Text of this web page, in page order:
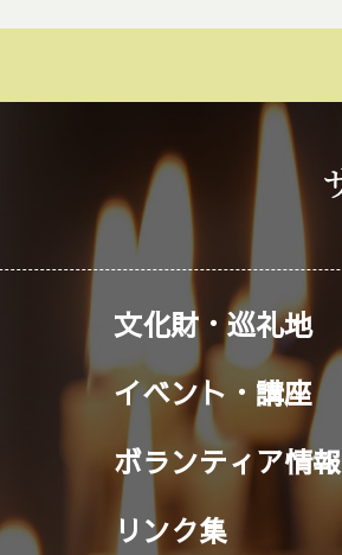
文化財・巡礼地
イベント・講座
ボランティア情報
リンク集